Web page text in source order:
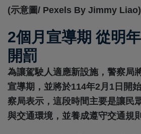
(示意圖/ Pexels By Jimmy Liao)
2個月宣導期 從明
開罰
為讓駕駛人適應新設施，警察局
宣導期，並將於114年2月1日開
察局表示，這段時間主要是讓民
與交通環境，並養成遵守交通規